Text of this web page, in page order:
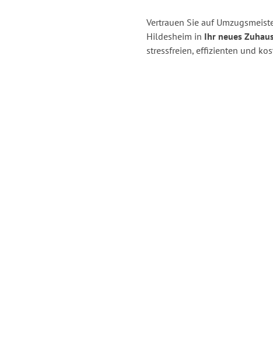
Vertrauen Sie auf
Hildesheim in Ihr neues
stressfreien, effizienten und